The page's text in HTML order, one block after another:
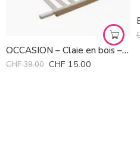
OCCASION – Claie en bois – support baignoire bébé
CHF39.00 CHF 15.00